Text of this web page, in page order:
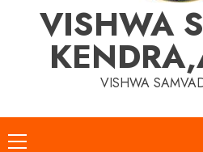
VISHWA
VISHWA
Primary